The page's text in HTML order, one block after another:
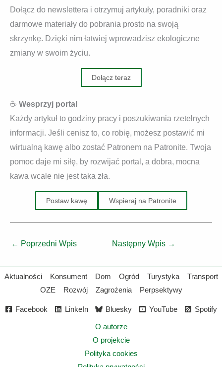
Dołącz do newslettera i otrzymuj artykuły, poradniki oraz
darmowe materiały do pobrania prosto na swoją
skrzynkę. Dzięki nim łatwiej wprowadzisz ekologiczne
zmiany w swoim życiu.
Dołącz teraz
☕ Wesprzyj portal
Każdy artykuł to godziny pracy i poszukiwania rzetelnych
informacji. Jeśli cenisz to, co robię, możesz postawić mi
wirtualną kawę albo zostać Patronem na Patronite. Twoja
pomoc daje mi siłę, by rozwijać portal, a dobra, mocna
kawa wcale nie jest taka zła.
Postaw kawę Wspieraj na Patronite
← Poprzedni Wpis Następny Wpis →
Aktualności Konsument Dom Ogród Turystyka
Transport
OZE
Rozwój Zagrożenia Perpsektywy
Facebook LinkeIn Bluesky YouTube Spotify
O autorze
O projekcie
Polityka cookies